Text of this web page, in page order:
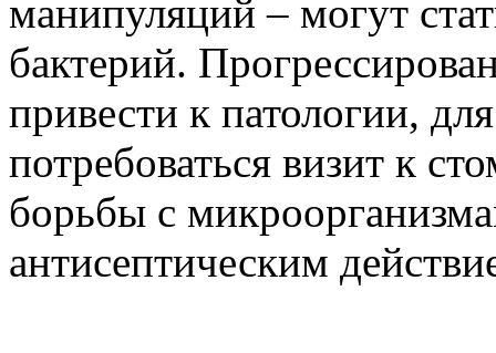
манипуляций – могут
бактерий.
привести к патологии,
потребоваться визит к
борьбы с
антисептическим